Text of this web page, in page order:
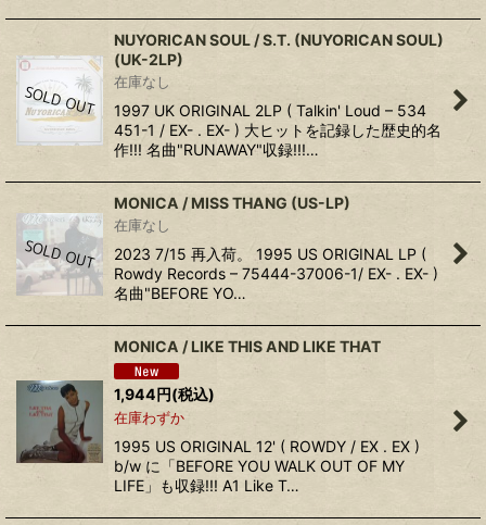
NUYORICAN SOUL / S.T. (NUYORICAN SOUL)
(UK-2LP)
在庫なし
1997 UK ORIGINAL 2LP ( Talkin' Loud – 534
451-1 / EX- . EX- ) 大ヒットを記録した歴史的名
作!!! 名曲"RUNAWAY"収録!!!…
MONICA / MISS THANG (US-LP)
在庫なし
2023 7/15 再入荷。 1995 US ORIGINAL LP (
Rowdy Records – 75444-37006-1/ EX- . EX- )
名曲"BEFORE YO…
MONICA / LIKE THIS AND LIKE THAT
1,944円(税込)
在庫わずか
1995 US ORIGINAL 12' ( ROWDY / EX . EX )
b/w に「BEFORE YOU WALK OUT OF MY
LIFE」も収録!!! A1 Like T…